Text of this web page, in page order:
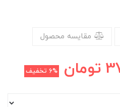
مقایسه محصول
تومان 6% تخفیف